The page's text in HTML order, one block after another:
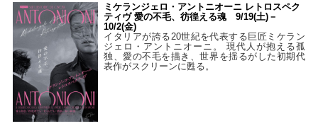
ミケランジェロ・アントニオーニ レトロスペク
ティヴ 愛の不毛、彷徨える魂 9/19(土)－
10/2(金)
イタリアが誇る20世紀を代表する巨匠ミケラン
ジェロ・アントニオーニ。 現代人が抱える孤
独、愛の不毛を描き、世界を揺るがした初期代
表作がスクリーンに甦る。